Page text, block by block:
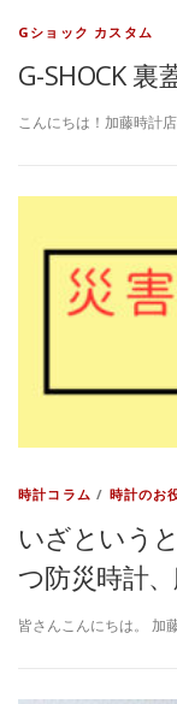
Gショック カスタム
G-SHOCK 裏
こんにちは！加藤時計
時計コラム / 時計のお
いざという
つ防災時計
皆さんこんにちは。 加